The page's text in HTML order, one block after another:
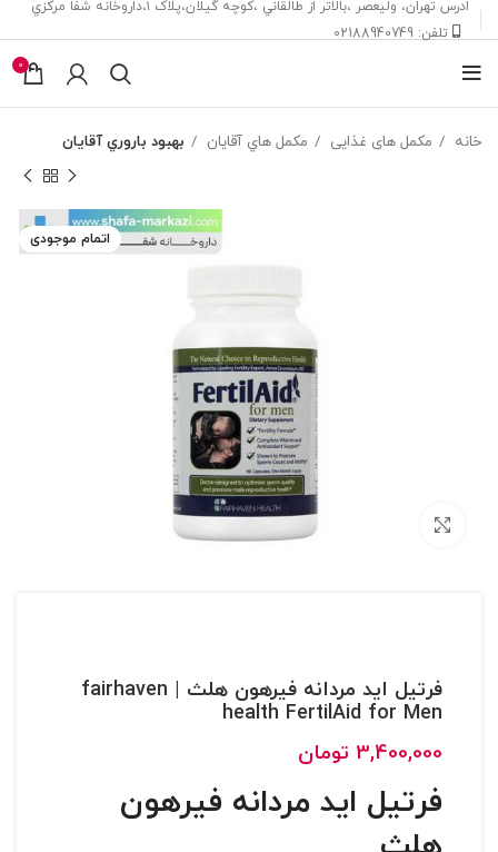
ادرس تهران، ‎وليعصر ،بالاتر از طالقاني ،كوچه گيلان،پلاک ۱،داروخانه شفا مركزي
تلفن: 02188940749
0
خانه مکمل های غذایی مکمل هاي آقايان بهبود باروري آقايان
اتمام موجودی
فرتیل اید مردانه فیرهون هلث | fairhaven
health FertilAid for Men
3,400,000 تومان
فرتیل اید مردانه فیرهون